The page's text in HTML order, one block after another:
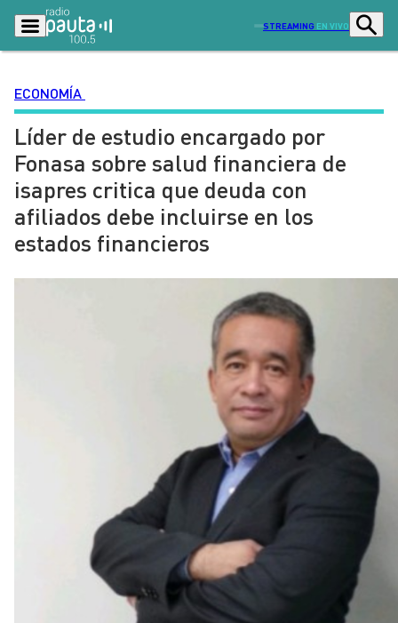
STREAMING EN VIVO
Podcasts Programas
Lo Último Actualidad
Ciudad
Radio en vivo
ECONOMÍA
Líder de estudio encargado por
Fonasa sobre salud financiera de
isapres critica que deuda con
afiliados debe incluirse en los
estados financieros